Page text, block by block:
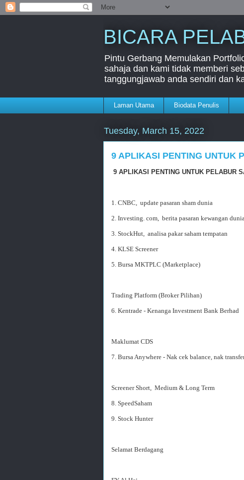
BICARA
Pintu Gerbang Memulakan
sahaja dan kami tidak memberi
tanggungjawab anda sendiri dan
Laman Utama Biodata Penulis
Tuesday, March 15, 2022
9 APLIKASI PENTING UNTUK
9 APLIKASI PENTING UNTUK PELABUR
1. CNBC, update pasaran sham dunia
2. Investing. com, berita pasaran kewangan
3. StockHut, analisa pakar saham tempatan
4. KLSE Screener
5. Bursa MKTPLC (Marketplace)
Trading Platform (Broker Pilihan)
6. Kentrade - Kenanga Investment Bank Berhad
Maklumat CDS
7. Bursa Anywhere - Nak cek balance, nak
Screener Short, Medium & Long Term
8. SpeedSaham
9. Stock Hunter
Selamat Berdagang